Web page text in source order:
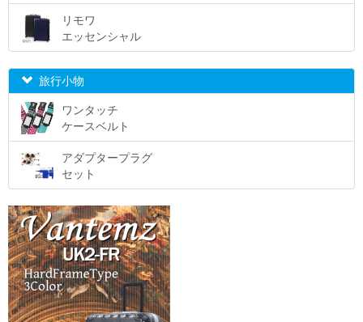
リモワ
エッセンシャル
旅行小物
ワンタッチ
ケースベルト
アダプタープラグ
セット